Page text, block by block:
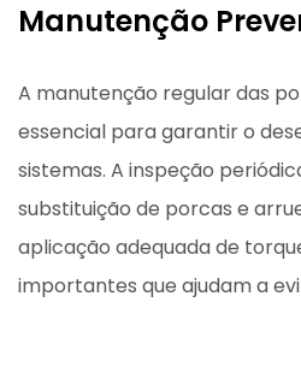
Manutenção
A manutenção regular das
essencial para garantir o
sistemas. A inspeção
substituição de porcas e
aplicação adequada de
importantes que ajudam a